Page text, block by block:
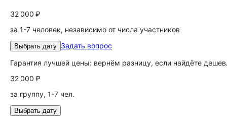
32 000 ₽
за 1-7 человек, независимо от числа участников
Выбрать дату Задать вопрос
Гарантия лучшей цены: вернём разницу, если найдёте
32 000 ₽
за группу, 1-7 чел.
Выбрать дату